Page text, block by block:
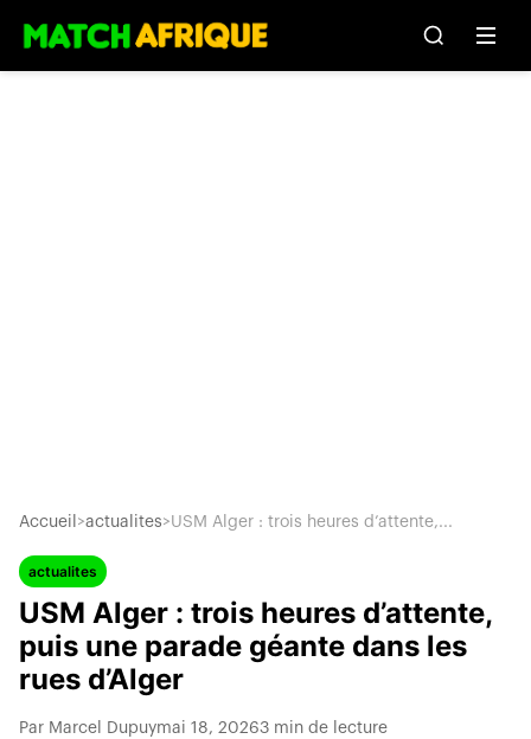
Accueil >actualites>USM Alger : trois heures d’attente,...
actualites
USM Alger : trois heures d’attente,
puis une parade géante dans les
rues d’Alger
Par Marcel Dupuymai 18, 20263 min de lecture